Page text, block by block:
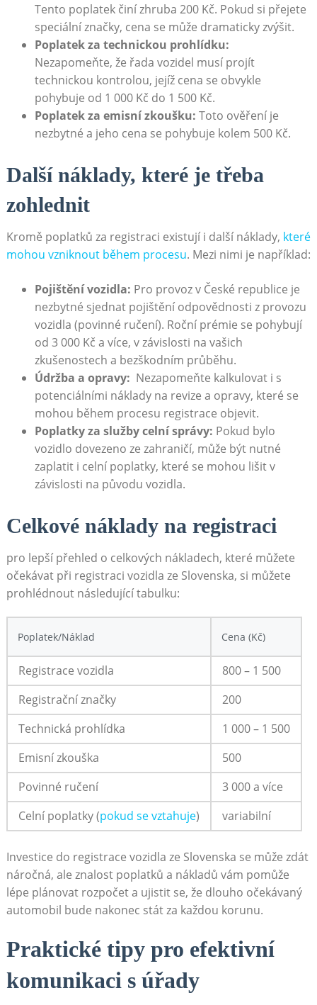
Tento poplatek činí ​zhruba 200 Kč. Pokud si přejete
speciální značky, cena se může‌ dramaticky ‍zvýšit.
Poplatek za technickou prohlídku:
Nezapomeňte, že řada​ vozidel musí projít
⁤technickou kontrolou, ‌jejíž cena se‍ obvykle‌
pohybuje od 1​ 000 Kč ‌do 1 500 Kč.
Poplatek za ‌emisní zkoušku: Toto ověření je
nezbytné a jeho ⁢cena se pohybuje kolem 500 Kč.
Další náklady, které je třeba
zohlednit
Kromě⁢ poplatků ⁢za registraci ⁢existují‍ i další náklady, které
‌mohou vzniknout ‍během procesu. Mezi ​nimi​ je například:
Pojištění‍ vozidla: Pro provoz⁣ v České republice je
nezbytné sjednat‍ pojištění​ odpovědnosti z provozu
vozidla⁣ (povinné ručení). Roční prémie se pohybují
od 3 000 Kč a více, v ⁣závislosti na vašich​
zkušenostech a bezškodním průběhu.
Údržba a opravy: ⁣ Nezapomeňte​ kalkulovat i s
potenciálními náklady​ na revize a opravy, které se
mohou během procesu ⁣registrace objevit.
Poplatky ​za služby ‌celní správy: Pokud bylo
vozidlo dovezeno⁢ ze zahraničí, může být nutné
zaplatit i celní poplatky, ⁢které se mohou lišit v⁢
závislosti na​ původu vozidla.
Celkové⁤ náklady⁤ na registraci
pro‍ lepší ‍přehled o⁣ celkových nákladech, které můžete
očekávat ​při registraci⁢ vozidla ze Slovenska,⁢ si můžete
prohlédnout následující tabulku:
Poplatek/Náklad Cena (Kč)
Registrace vozidla
800 – 1‌ 500
Registrační značky
200
Technická prohlídka
1 000 – ⁤1⁣ 500
Emisní zkouška
500
Povinné ručení
3 000 a více
Celní poplatky (pokud se vztahuje) variabilní
Investice⁣ do registrace vozidla ze⁣ Slovenska se ⁢může zdát⁤
náročná, ​ale znalost poplatků a‌ nákladů vám ​pomůže​
lépe‍ plánovat⁣ rozpočet a ujistit se, že dlouho očekávaný
automobil bude nakonec ‍stát za každou korunu.
Praktické⁢ tipy ​pro efektivní‍
komunikaci s úřady